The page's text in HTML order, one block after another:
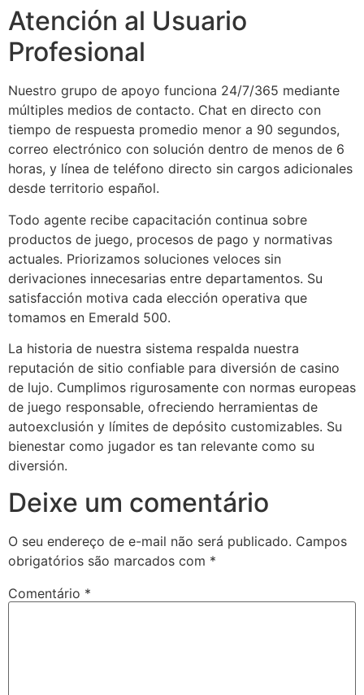
panel
giriş
Forum
giriş
escort
giriş
giriş
Atención al Usuario
Profesional
Nuestro grupo de apoyo funciona 24/7/365 mediante
múltiples medios de contacto. Chat en directo con
tiempo de respuesta promedio menor a 90 segundos,
correo electrónico con solución dentro de menos de 6
horas, y línea de teléfono directo sin cargos adicionales
desde territorio español.
Todo agente recibe capacitación continua sobre
productos de juego, procesos de pago y normativas
actuales. Priorizamos soluciones veloces sin
derivaciones innecesarias entre departamentos. Su
satisfacción motiva cada elección operativa que
tomamos en Emerald 500.
La historia de nuestra sistema respalda nuestra
reputación de sitio confiable para diversión de casino
de lujo. Cumplimos rigurosamente con normas europeas
de juego responsable, ofreciendo herramientas de
autoexclusión y límites de depósito customizables. Su
bienestar como jugador es tan relevante como su
diversión.
Deixe um comentário
O seu endereço de e-mail não será publicado. Campos
obrigatórios são marcados com *
Comentário *